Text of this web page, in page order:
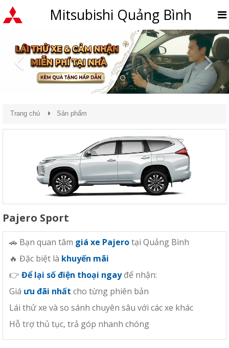
Mitsubishi Quảng Bình
Trang chủ Sản phẩm
Pajero Sport
🚗 Bạn quan tâm giá xe Pajerotại Quảng Bình
🔥 Đặc biệt là khuyến mãi
👉 Để lại số điện thoại ngayđể nhận:
Giá ưu đãi nhất cho từng phiên bản
Lái thử xe và so sánh chuyên sâu với các xe khác
Hỗ trợ thủ tục, trả góp nhanh chóng